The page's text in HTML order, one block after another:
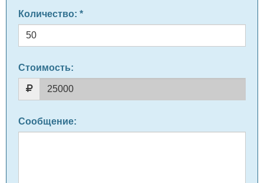
Количество: *
Стоимость:
Сообщение: